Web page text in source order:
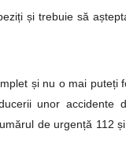
ți și trebuie să aș
și nu o mai puteți
unor accidente
de urgență 112ș